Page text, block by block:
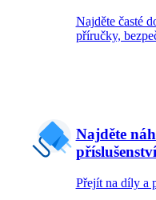
Najděte časté
příručky,
Najděte
příslušenství
Přejít na díly a